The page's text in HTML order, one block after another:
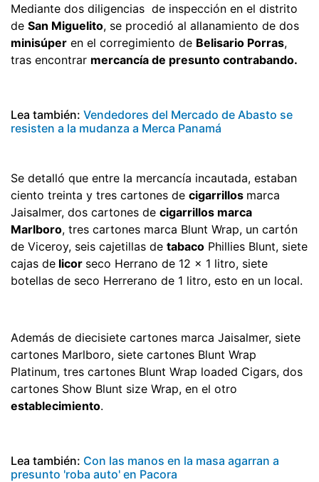
Mediante dos diligencias de inspección en el distrito
de San Miguelito, se procedió al allanamiento de dos
minisúper en el corregimiento de Belisario Porras,
tras encontrar mercancía de presunto contrabando.
Lea también: Vendedores del Mercado de Abasto se
resisten a la mudanza a Merca Panamá
Se detalló que entre la mercancía incautada, estaban
ciento treinta y tres cartones de cigarrillos marca
Jaisalmer, dos cartones de cigarrillos marca
Marlboro, tres cartones marca Blunt Wrap, un cartón
de Viceroy, seis cajetillas de tabaco Phillies Blunt, siete
cajas de licor seco Herrano de 12 x 1 litro, siete
botellas de seco Herrerano de 1 litro, esto en un local.
Además de diecisiete cartones marca Jaisalmer, siete
cartones Marlboro, siete cartones Blunt Wrap
Platinum, tres cartones Blunt Wrap loaded Cigars, dos
cartones Show Blunt size Wrap, en el otro
establecimiento.
Lea también: Con las manos en la masa agarran a
presunto 'roba auto' en Pacora